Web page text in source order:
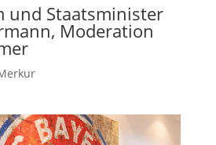
und Staatsminister
Moderation